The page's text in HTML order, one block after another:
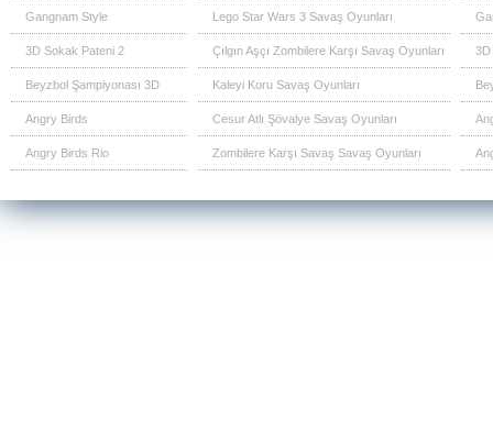
Gangnam Style
3D Sokak Pateni 2
Beyzbol Şampiyonası 3D
Angry Birds
Angry Birds Rio
Lego Star Wars 3 Savaş Oyunları
Çılgın Aşçı Zombilere Karşı Savaş Oyunları
Kaleyi Koru Savaş Oyunları
Cesur Atlı Şövalye Savaş Oyunları
Zombilere Karşı Savaş Savaş Oyunları
3D